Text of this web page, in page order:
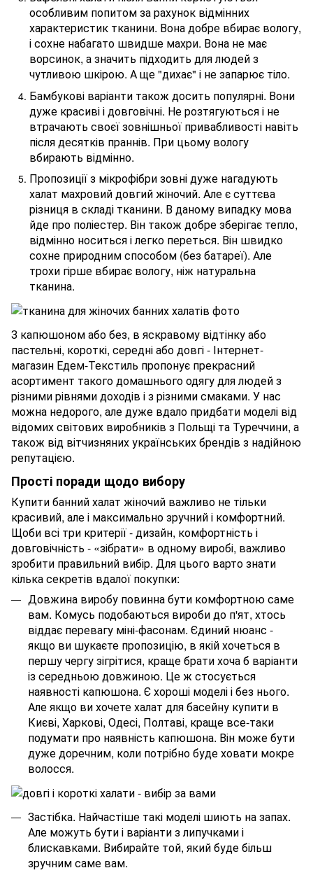
особливим попитом за рахунок відмінних
характеристик тканини. Вона добре вбирає вологу,
і сохне набагато швидше махри. Вона не має
ворсинок, а значить підходить для людей з
чутливою шкірою. А ще "дихає" і не запарює тіло.
Бамбукові варіанти також досить популярні. Вони
дуже красиві і довговічні. Не розтягуються і не
втрачають своєї зовнішньої привабливості навіть
після десятків праннів. При цьому вологу
вбирають відмінно.
Пропозиції з мікрофібри зовні дуже нагадують
халат махровий довгий жіночий. Але є суттєва
різниця в складі тканини. В даному випадку мова
йде про поліестер. Він також добре зберігає тепло,
відмінно носиться і легко переться. Він швидко
сохне природним способом (без батареї). Але
трохи гірше вбирає вологу, ніж натуральна
тканина.
З капюшоном або без, в яскравому відтінку або
пастельні, короткі, середні або довгі - Інтернет-
магазин Едем-Текстиль пропонує прекрасний
асортимент такого домашнього одягу для людей з
різними рівнями доходів і з різними смаками. У нас
можна недорого, але дуже вдало придбати моделі від
відомих світових виробників з Польщі та Туреччини, а
також від вітчизняних українських брендів з надійною
репутацією.
Прості поради щодо вибору
Купити банний халат жіночий важливо не тільки
красивий, але і максимально зручний і комфортний.
Щоби всі три критерії - дизайн, комфортність і
довговічність - «зібрати» в одному виробі, важливо
зробити правильний вибір. Для цього варто знати
кілька секретів вдалої покупки:
Довжина виробу повинна бути комфортною саме
вам. Комусь подобаються вироби до п'ят, хтось
віддає перевагу міні-фасонам. Єдиний нюанс -
якщо ви шукаєте пропозицію, в якій хочеться в
першу чергу зігрітися, краще брати хоча б варіанти
із середньою довжиною. Це ж стосується
наявності капюшона. Є хороші моделі і без нього.
Але якщо ви хочете халат для басейну купити в
Києві, Харкові, Одесі, Полтаві, краще все-таки
подумати про наявність капюшона. Він може бути
дуже доречним, коли потрібно буде ховати мокре
волосся.
Застібка. Найчастіше такі моделі шиють на запах.
Але можуть бути і варіанти з липучками і
блискавками. Вибирайте той, який буде більш
зручним саме вам.